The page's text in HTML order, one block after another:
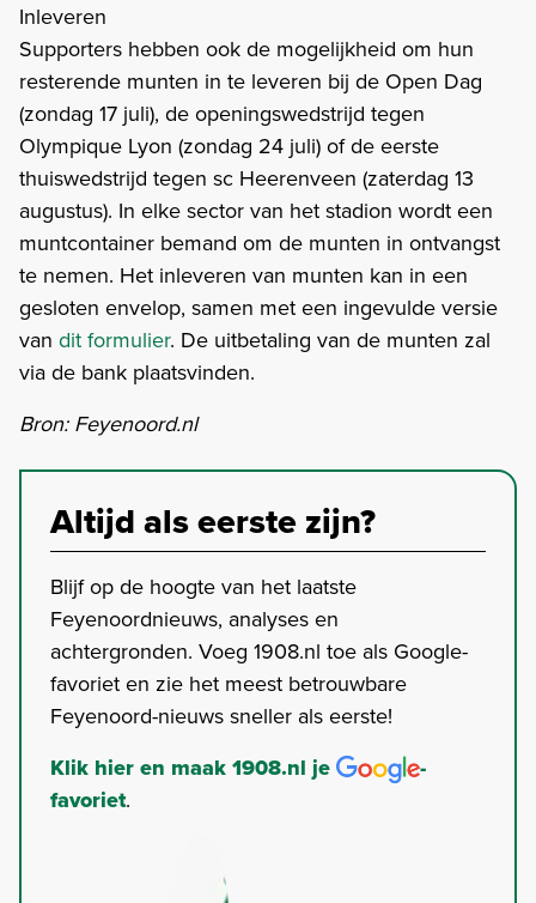
Inleveren
Supporters hebben ook de mogelijkheid om hun
resterende munten in te leveren bij de Open Dag
(zondag 17 juli), de openingswedstrijd tegen
Olympique Lyon (zondag 24 juli) of de eerste
thuiswedstrijd tegen sc Heerenveen (zaterdag 13
augustus). In elke sector van het stadion wordt een
muntcontainer bemand om de munten in ontvangst
te nemen. Het inleveren van munten kan in een
gesloten envelop, samen met een ingevulde versie
van dit formulier. De uitbetaling van de munten zal
via de bank plaatsvinden.
Bron: Feyenoord.nl
Altijd als eerste zijn?
Blijf op de hoogte van het laatste
Feyenoordnieuws, analyses en
achtergronden. Voeg 1908.nl toe als Google-
favoriet en zie het meest betrouwbare
Feyenoord-nieuws sneller als eerste!
Klik hier en maak 1908.nl je
-
favoriet.